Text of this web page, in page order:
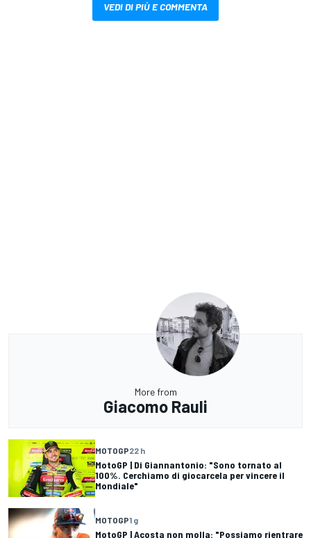
VEDI DI PIÙ E COMMENTA
More from
Giacomo Rauli
MOTOGP22 h
MotoGP | Di Giannantonio: "Sono tornato al
100%. Cerchiamo di giocarcela per vincere il
Mondiale"
MOTOGP1 g
MotoGP | Acosta non molla: "Possiamo rientrare